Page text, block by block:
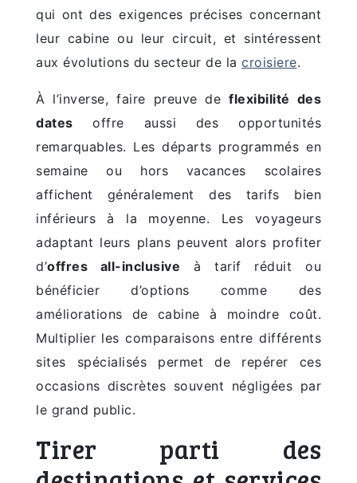
qui ont des exigences précises concernant
leur cabine ou leur circuit, et sintéressent
aux évolutions du secteur de la croisiere.
À l’inverse, faire preuve deflexibilité des
dates offre aussi des opportunités
remarquables. Les départs programmés en
semaine ou hors vacances scolaires
affichent généralement des tarifs bien
inférieurs à la moyenne. Les voyageurs
adaptant leurs plans peuvent alors profiter
d’offres all-inclusive à tarif réduit ou
bénéficier d’options comme des
améliorations de cabine à moindre coût.
Multiplier les comparaisons entre différents
sites spécialisés permet de repérer ces
occasions discrètes souvent négligées par
le grand public.
Tirer parti des